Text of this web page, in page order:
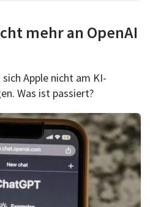
mehr an OpenAI
Apple nicht am KI-
Was ist passiert?